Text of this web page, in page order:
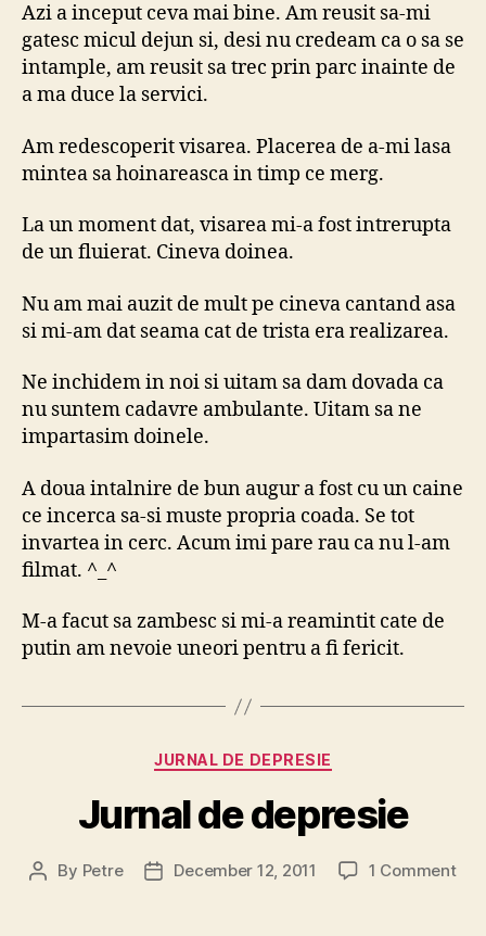
Azi a inceput ceva mai bine. Am reusit sa-mi
gatesc micul dejun si, desi nu credeam ca o sa se
intample, am reusit sa trec prin parc inainte de
a ma duce la servici.
Am redescoperit visarea. Placerea de a-mi lasa
mintea sa hoinareasca in timp ce merg.
La un moment dat, visarea mi-a fost intrerupta
de un fluierat. Cineva doinea.
Nu am mai auzit de mult pe cineva cantand asa
si mi-am dat seama cat de trista era realizarea.
Ne inchidem in noi si uitam sa dam dovada ca
nu suntem cadavre ambulante. Uitam sa ne
impartasim doinele.
A doua intalnire de bun augur a fost cu un caine
ce incerca sa-si muste propria coada. Se tot
invartea in cerc. Acum imi pare rau ca nu l-am
filmat. ^_^
M-a facut sa zambesc si mi-a reamintit cate de
putin am nevoie uneori pentru a fi fericit.
Categories
JURNAL DE DEPRESIE
Jurnal de depresie
Post
By Petre
PostDecember 12, 2011 1 Commenton